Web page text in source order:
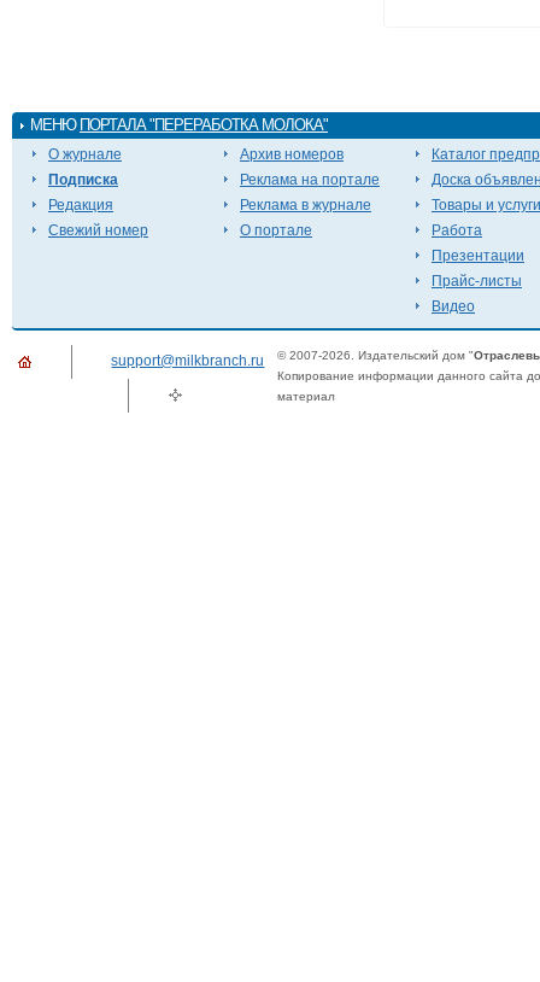
МЕНЮ ПОРТАЛА "ПЕРЕРАБОТКА МОЛОКА"
О журнале
Подписка
Редакция
Свежий номер
Архив номеров
Реклама на портале
Реклама в журнале
О портале
Каталог
Доска
Товары и услуги
Работа
Презентации
Прайс-листы
Видео
support@milkbranch.ru © 2007-2026. Издательский дом "
Копирование информации данного сайта
материал